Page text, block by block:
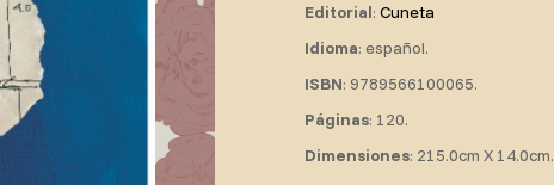
Editorial: Cuneta
Idioma: español.
ISBN: 9789566100065.
Páginas: 120.
Dimensiones: 215.0cm X 14.0cm.